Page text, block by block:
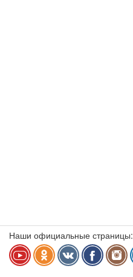
Наши официальные страницы: